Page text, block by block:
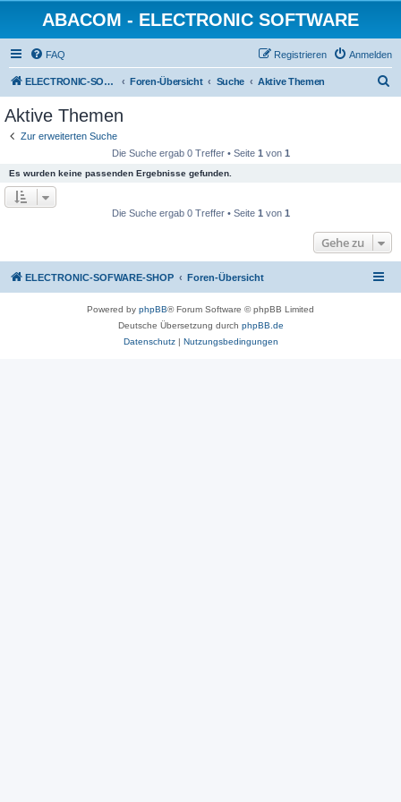
ABACOM - ELECTRONIC SOFTWARE
FAQ Anmelden
Registrieren
ELECTRONIC-SOFWARE-SHOP Foren-Übersicht Suche Aktive Themen
Aktive Themen
Zur erweiterten Suche
Die Suche ergab 0 Treffer • Seite 1 von 1
Es wurden keine passenden Ergebnisse gefunden.
Die Suche ergab 0 Treffer • Seite 1 von 1
Gehe zu
ELECTRONIC-SOFWARE-SHOP Foren-Übersicht
Powered by phpBB® Forum Software © phpBB Limited
Deutsche Übersetzung durch phpBB.de
Datenschutz| Nutzungsbedingungen